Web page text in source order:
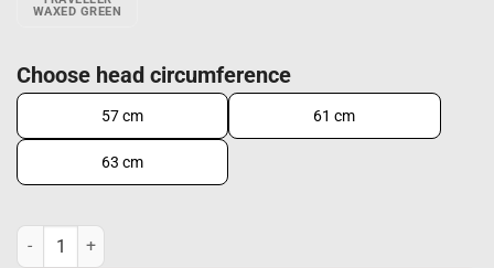
WAXED GREEN
Choose head circumference
57 cm 61 cm
63 cm
STETSON Traveller Waxed quantity